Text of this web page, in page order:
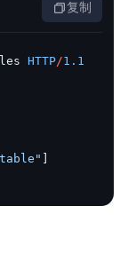
复制
HTTP/1.1
]